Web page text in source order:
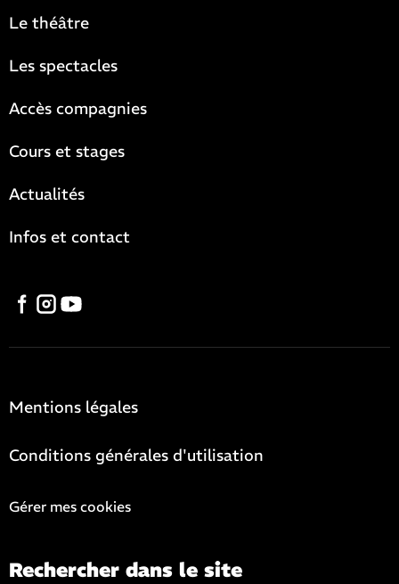
Le théâtre
Les spectacles
Accès compagnies
Cours et stages
Actualités
Infos et contact
Mentions légales
Conditions générales d'utilisation
Gérer mes cookies
Rechercher dans le site